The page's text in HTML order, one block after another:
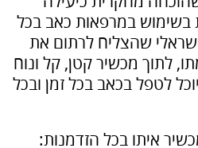
בשימוש במרפאות כאב בכל
שהצליח לרתום את
לתוך מכשיר קטן, קל ונוח
לטפל בכאב בכל זמן ובכל
איתו בכל הזדמנות: